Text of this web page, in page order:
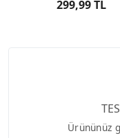
299,99 TL
Ürününüz